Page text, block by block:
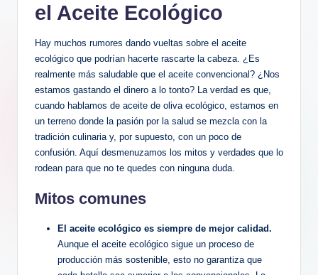
el Aceite Ecológico
Hay muchos rumores dando vueltas sobre el aceite
ecológico que podrían hacerte rascarte la cabeza. ¿Es
realmente más saludable que el aceite convencional? ¿Nos
estamos gastando el dinero a lo tonto? La verdad es que,
cuando hablamos de aceite de oliva ecológico, estamos en
un terreno donde la pasión por la salud se mezcla con la
tradición culinaria y, por supuesto, con un poco de
confusión. Aquí desmenuzamos los mitos y verdades que lo
rodean para que no te quedes con ninguna duda.
Mitos comunes
El aceite ecológico es siempre de mejor calidad.
Aunque el aceite ecológico sigue un proceso de
producción más sostenible, esto no garantiza que